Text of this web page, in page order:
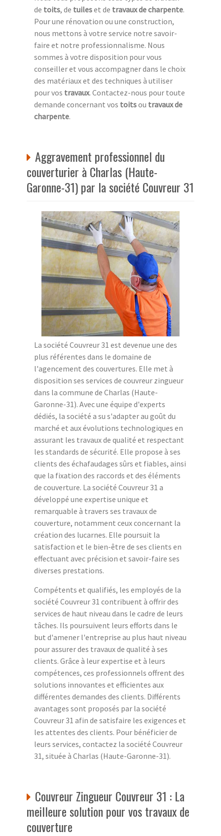
de toits, de tuileset de travaux de charpente.
Pour une rénovation ou une construction,
nous mettons à votre service notre savoir-
faire et notre professionnalisme. Nous
sommes à votre disposition pour vous
conseiller et vous accompagner dans le choix
des matériaux et des techniques à utiliser
pour vos travaux. Contactez-nous pour toute
demande concernant vos toitsou travaux de
charpente.
Aggravement professionnel du
couverturier à Charlas (Haute-
Garonne-31) par la société Couvreur 31
La société Couvreur 31 est devenue une des
plus référentes dans le domaine de
l'agencement des couvertures. Elle met à
disposition ses services de couvreur zingueur
dans la commune de Charlas (Haute-
Garonne-31). Avec une équipe d'experts
dédiés, la société a su s'adapter au goût du
marché et aux évolutions technologiques en
assurant les travaux de qualité et respectant
les standards de sécurité. Elle propose à ses
clients des échafaudages sûrs et fiables, ainsi
que la fixation des raccords et des éléments
de couverture. La société Couvreur 31 a
développé une expertise unique et
remarquable à travers ses travaux de
couverture, notamment ceux concernant la
création des lucarnes. Elle poursuit la
satisfaction et le bien-être de ses clients en
effectuant avec précision et savoir-faire ses
diverses prestations.
Compétents et qualifiés, les employés de la
société Couvreur 31 contribuent à offrir des
services de haut niveau dans le cadre de leurs
tâches. Ils poursuivent leurs efforts dans le
but d'amener l'entreprise au plus haut niveau
pour assurer des travaux de qualité à ses
clients. Grâce à leur expertise et à leurs
compétences, ces professionnels offrent des
solutions innovantes et efficientes aux
différentes demandes des clients. Différents
avantages sont proposés par la société
Couvreur 31 afin de satisfaire les exigences et
les attentes des clients. Pour bénéficier de
leurs services, contactez la société Couvreur
31, située à Charlas (Haute-Garonne-31).
Couvreur Zingueur Couvreur 31 : La
meilleure solution pour vos travaux de
couverture